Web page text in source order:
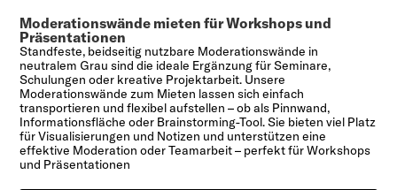
Moderationswände mieten für Workshops und
Präsentationen
Standfeste, beidseitig nutzbare Moderationswände in
neutralem Grau sind die ideale Ergänzung für Seminare,
Schulungen oder kreative Projektarbeit. Unsere
Moderationswände zum Mieten lassen sich einfach
transportieren und flexibel aufstellen – ob als Pinnwand,
Informationsfläche oder Brainstorming-Tool. Sie bieten viel Platz
für Visualisierungen und Notizen und unterstützen eine
effektive Moderation oder Teamarbeit – perfekt für Workshops
und Präsentationen